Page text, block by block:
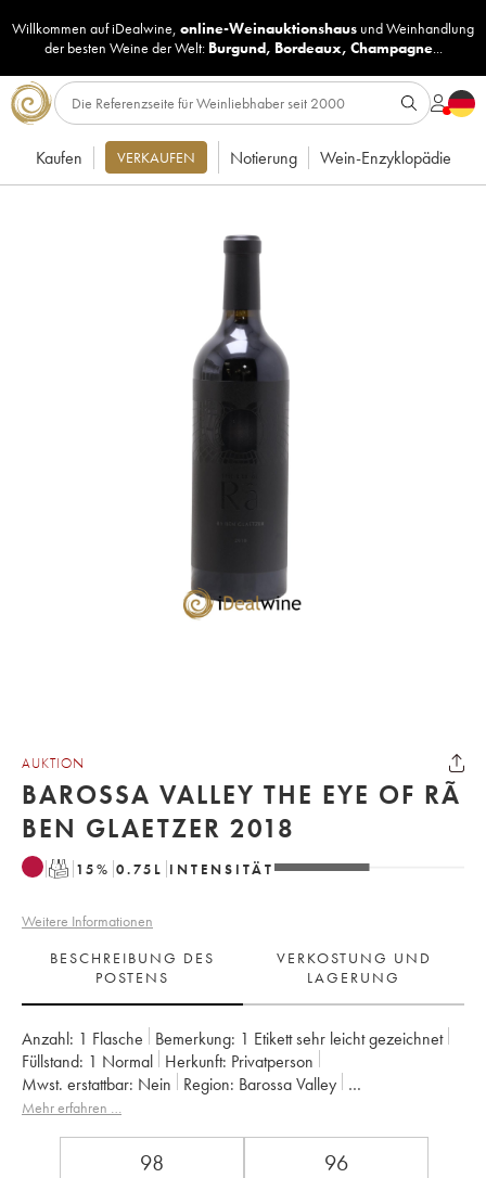
Willkommen auf iDealwine, online-Weinauktionshaus undWeinhandlung
der besten Weine der Welt: Burgund, Bordeaux, Champagne...
Kaufen VERKAUFEN Notierung Wein-Enzyklopädie
AUKTION
BAROSSA VALLEY THE EYE OF RÃ
BEN GLAETZER 2018
T 15% 0.75 L INTENSITÄT
Weitere Informationen
BESCHREIBUNG DES
POSTENS
VERKOSTUNG UND
LAGERUNG
Anzahl: 1 Flasche Bemerkung: 1 Etikett sehr leicht gezeichnet
Füllstand: 1 Normal Herkunft:
privatperson
Mwst. erstattbar:
nein Region:
Barossa Valley
Appellation: Barossa Valley
Mehr erfahren …
98 96